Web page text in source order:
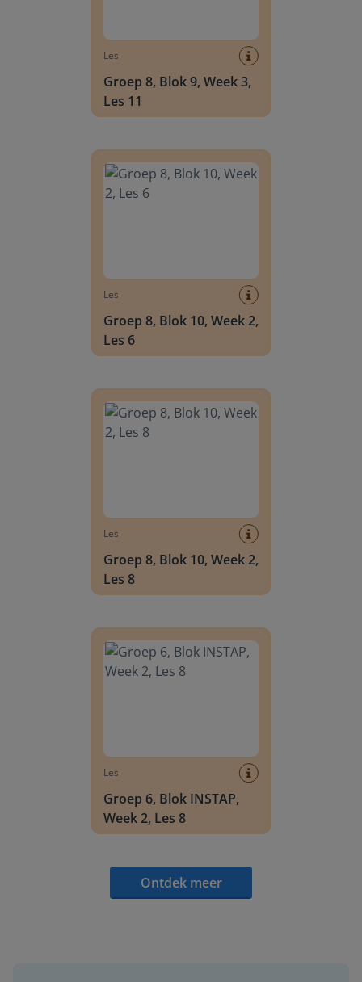
Les
Groep 8, Blok 9, Week 3,
Les 11
Les
Groep 8, Blok 10, Week 2,
Les 6
Les
Groep 8, Blok 10, Week 2,
Les 8
Les
Groep 6, Blok INSTAP,
Week 2, Les 8
Ontdek meer